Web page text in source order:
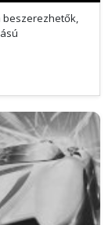
beszerezhetők,